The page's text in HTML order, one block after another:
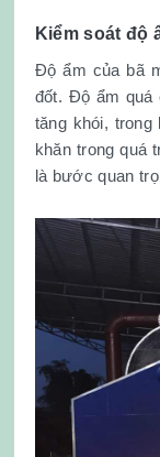
Kiểm soát độ
Độ ẩm của bã
đốt. Độ ẩm quá
tăng khói,
khăn trong quá
là bước quan